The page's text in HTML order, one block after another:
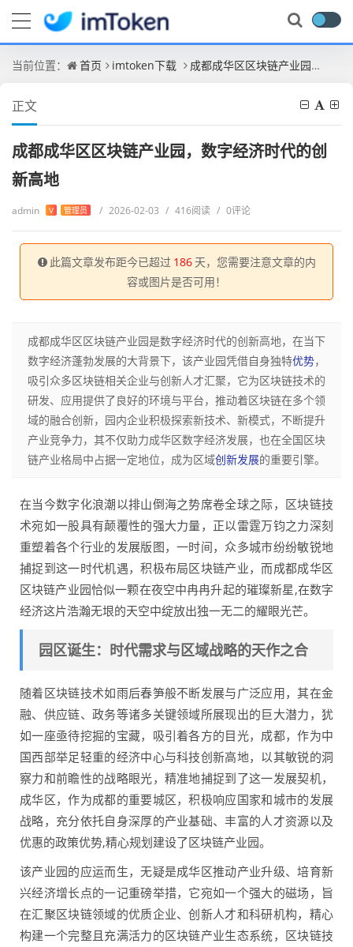
当前位置： 首页 imtoken下载 成都成华区区块链产业园，数字经济时代的创新高地
正文
成都成华区区块链产业园，数字经济时代的创
新高地
admin V 管理员 / 2026-02-03 / 416阅读 / 0评论
此篇文章发布距今已超过 186 天，您需要注意文章的内
容或图片是否可用！
成都成华区区块链产业园是数字经济时代的创新高地，在当下
数字经济蓬勃发展的大背景下，该产业园凭借自身独特优势，
吸引众多区块链相关企业与创新人才汇聚，它为区块链技术的
研发、应用提供了良好的环境与平台，推动着区块链在多个领
域的融合创新，园内企业积极探索新技术、新模式，不断提升
产业竞争力，其不仅助力成华区数字经济发展，也在全国区块
链产业格局中占据一定地位，成为区域创新发展的重要引擎。
在当今数字化浪潮以排山倒海之势席卷全球之际，区块链技
术宛如一股具有颠覆性的强大力量，正以雷霆万钧之力深刻
重塑着各个行业的发展版图，一时间，众多城市纷纷敏锐地
捕捉到这一时代机遇，积极布局区块链产业，而成都成华区
区块链产业园恰似一颗在夜空中冉冉升起的璀璨新星,在数字
经济这片浩瀚无垠的天空中绽放出独一无二的耀眼光芒。
园区诞生：时代需求与区域战略的天作之合
随着区块链技术如雨后春笋般不断发展与广泛应用，其在金
融、供应链、政务等诸多关键领域所展现出的巨大潜力，犹
如一座亟待挖掘的宝藏，吸引着各方的目光，成都，作为中
国西部举足轻重的经济中心与科技创新高地，以其敏锐的洞
察力和前瞻性的战略眼光，精准地捕捉到了这一发展契机，
成华区，作为成都的重要城区，积极响应国家和城市的发展
战略，充分依托自身深厚的产业基础、丰富的人才资源以及
优惠的政策优势,精心规划建设了区块链产业园。
该产业园的应运而生，无疑是成华区推动产业升级、培育新
兴经济增长点的一记重磅举措，它宛如一个强大的磁场，旨
在汇聚区块链领域的优质企业、创新人才和科研机构，精心
构建一个完整且充满活力的区块链产业生态系统，区块链技